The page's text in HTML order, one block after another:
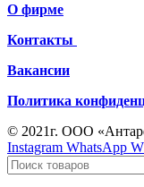
О фирме
Контакты
Вакансии
Политика
© 2021г. ООО
Instagram WhatsApp